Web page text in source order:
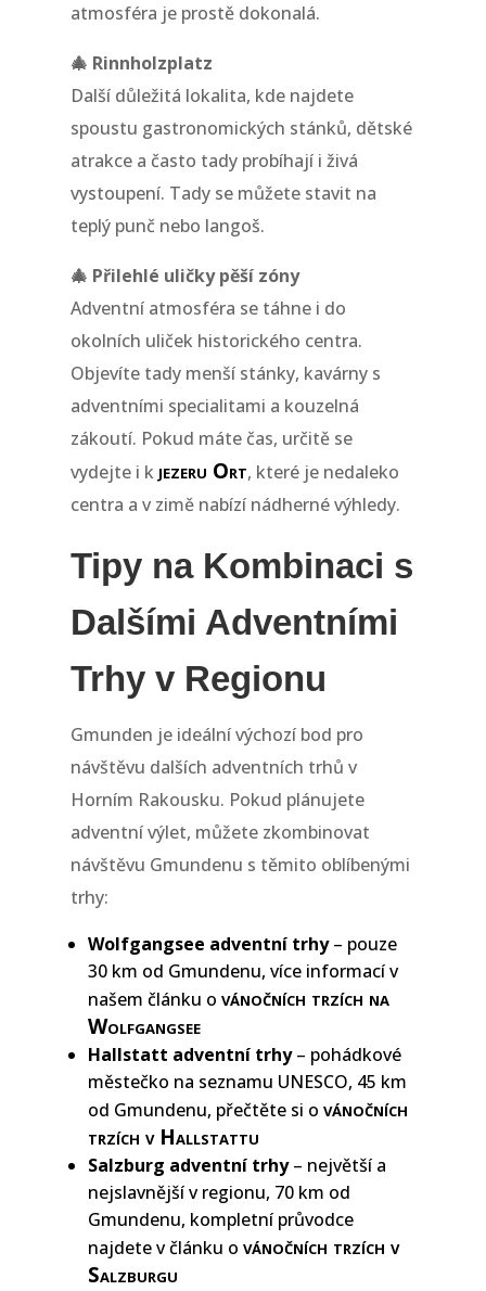
atmosféra je prostě dokonalá.
🎄 Rinnholzplatz
Další důležitá lokalita, kde najdete
spoustu gastronomických stánků, dětské
atrakce a často tady probíhají i živá
vystoupení. Tady se můžete stavit na
teplý punč nebo langoš.
🎄 Přilehlé uličky pěší zóny
Adventní atmosféra se táhne i do
okolních uliček historického centra.
Objevíte tady menší stánky, kavárny s
adventními specialitami a kouzelná
zákoutí. Pokud máte čas, určitě se
vydejte i k jezeru Ort, které je nedaleko
centra a v zimě nabízí nádherné výhledy.
Tipy na Kombinaci s
Dalšími Adventními
Trhy v Regionu
Gmunden je ideální výchozí bod pro
návštěvu dalších adventních trhů v
Horním Rakousku. Pokud plánujete
adventní výlet, můžete zkombinovat
návštěvu Gmundenu s těmito oblíbenými
trhy:
Wolfgangsee adventní trhy– pouze
30 km od Gmundenu, více informací v
našem článku o vánočních trzích na
Wolfgangsee
Hallstatt adventní trhy– pohádkové
městečko na seznamu UNESCO, 45 km
od Gmundenu, přečtěte si o vánočních
trzích v Hallstattu
Salzburg adventní trhy– největší a
nejslavnější v regionu, 70 km od
Gmundenu, kompletní průvodce
najdete v článku o vánočních trzích v
Salzburgu